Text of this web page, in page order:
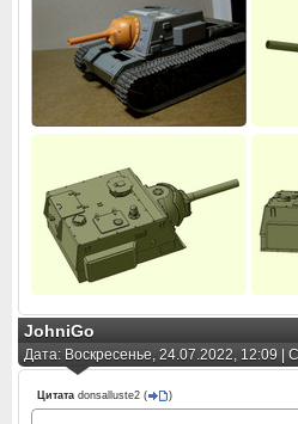
JohniGo
Дата: Воскресенье, 24.07.2022, 12:09 |
Цитата donsalluste2 ( )